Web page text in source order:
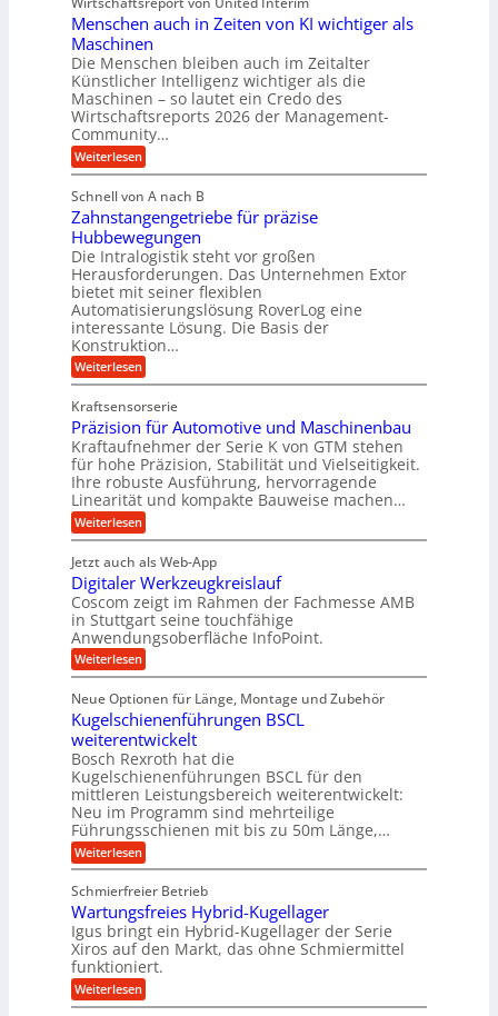
n
n
d
H
y
d
r
a
u
k
i
m
V
e
r
g
l
c
h
n
d
l
a
n
g
l
e
b
i
g
e
K
u
g
e
l
g
e
w
n
d
e
t
r
i
e
b
e
f
ü
r
r
a
u
e
U
m
g
e
b
u
n
g
e
n
o
n
e
s
s
t
e
i
g
e
r
t
U
m
s
a
t
z
u
n
d
A
u
f
t
a
g
s
e
i
n
g
a
n
g
Menschen auch in Zeiten von KI wichtiger als
Maschinen
Die Menschen bleiben auch im Zeitalter
Künstlicher Intelligenz wichtiger als die
Maschinen – so lautet ein Credo des
Wirtschaftsreports 2026 der Management-
Community…
Weiterlesen:
M
n
s
c
h
e
n
a
u
c
h
i
n
Z
e
e
n
v
o
n
K
I
w
i
c
h
t
i
g
e
a
l
s
M
a
s
c
h
i
n
e
n
Schnell von A nach B
Zahnstangengetriebe für präzise
Hubbewegungen
Die Intralogistik steht vor großen
Herausforderungen. Das Unternehmen Extor
bietet mit seiner flexiblen
Automatisierungslösung RoverLog eine
interessante Lösung. Die Basis der
Konstruktion…
Weiterlesen:
Z
h
n
s
t
a
n
g
e
n
e
t
r
i
e
b
e
f
r
p
r
ä
z
i
s
e
H
u
b
e
w
e
g
u
n
g
e
Kraftsensorserie
Präzision für Automotive und Maschinenbau
Kraftaufnehmer der Serie K von GTM stehen
für hohe Präzision, Stabilität und Vielseitigkeit.
Ihre robuste Ausführung, hervorragende
Linearität und kompakte Bauweise machen…
Weiterlesen:
P
ä
z
i
s
i
o
n
f
r
A
u
t
o
m
o
t
i
v
e
n
d
M
a
s
c
h
i
Jetzt auch als Web-App
Digitaler Werkzeugkreislauf
Coscom zeigt im Rahmen der Fachmesse AMB
in Stuttgart seine touchfähige
Anwendungsoberfläche InfoPoint.
Weiterlesen:
D
g
i
t
a
l
e
r
W
e
r
k
z
e
u
g
k
r
e
i
s
Neue Optionen für Länge, Montage und Zubehör
Kugelschienenführungen BSCL
weiterentwickelt
Bosch Rexroth hat die
Kugelschienenführungen BSCL für den
mittleren Leistungsbereich weiterentwickelt:
Neu im Programm sind mehrteilige
Führungsschienen mit bis zu 50m Länge,…
Weiterlesen:
K
g
e
l
s
c
h
i
e
Schmierfreier Betrieb
Wartungsfreies Hybrid-Kugellager
Igus bringt ein Hybrid-Kugellager der Serie
Xiros auf den Markt, das ohne Schmiermittel
funktioniert.
Weiterlesen:
W